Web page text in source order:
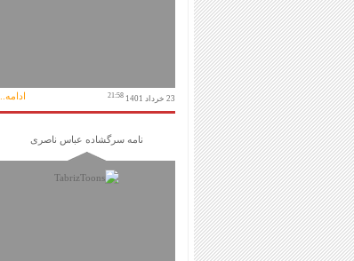
23 خرداد 1401 21:58 ادامه...
نامه سرگشاده عباس ناصری